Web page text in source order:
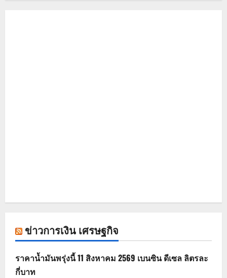
ข่าวการเงิน เศรษฐกิจ
ราคาน้ำมันพรุ่งนี้ 11 สิงหาคม 2569 เบนซิน ดีเซล ลิตรละ
กี่บาท